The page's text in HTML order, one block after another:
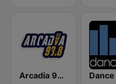
Arcadia 93.8 FM